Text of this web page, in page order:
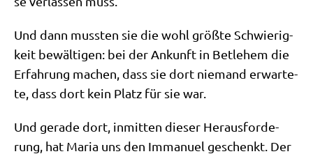
Und dann muss­ten sie die wohl größ­te Schwie­rig­
keit bewäl­ti­gen: bei der Ankunft in Bet­le­hem die
Erfah­rung machen, dass sie dort nie­mand erwar­te­
te, dass dort kein Platz für sie war.
Und gera­de dort, inmit­ten die­ser Her­aus­for­de­
rung, hat Maria uns den Imma­nu­el geschenkt. Der